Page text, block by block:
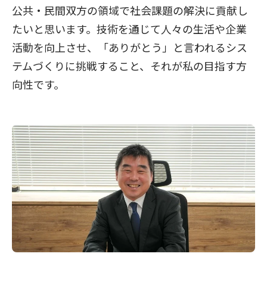
公共・民間双方の領域で社会課題の解決に貢献し
たいと思います。技術を通じて人々の生活や企業
活動を向上させ、「ありがとう」と言われるシス
テムづくりに挑戦すること、それが私の目指す方
向性です。